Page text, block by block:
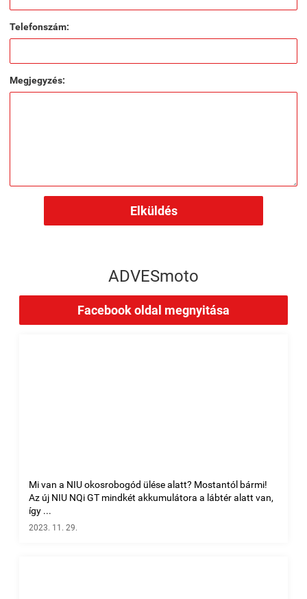
Telefonszám:
Megjegyzés:
Elküldés
ADVESmoto
Facebook oldal megnyitása
Mi van a NIU okosrobogód ülése alatt? Mostantól bármi!
Az új NIU NQi GT mindkét akkumulátora a lábtér alatt van,
így ...
2023. 11. 29.